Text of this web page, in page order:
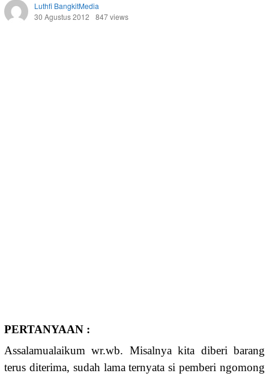
Luthfi BangkitMedia
30 Agustus 2012
847 views
PERTANYAAN :
Assalamualaikum wr.wb. Misalnya kita diberi barang
terus diterima, sudah lama ternyata si pemberi ngomong